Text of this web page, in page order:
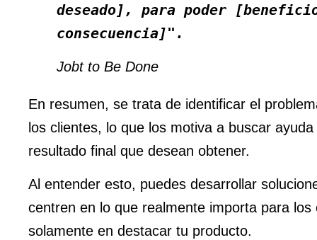
deseado], para poder
consecuencia]".
Jobt to Be Done
En resumen, se trata de identificar el
los clientes, lo que los motiva a buscar ayuda
resultado final que desean obtener.
Al entender esto, puedes desarrollar
centren en lo que realmente importa para los
solamente en destacar tu producto.